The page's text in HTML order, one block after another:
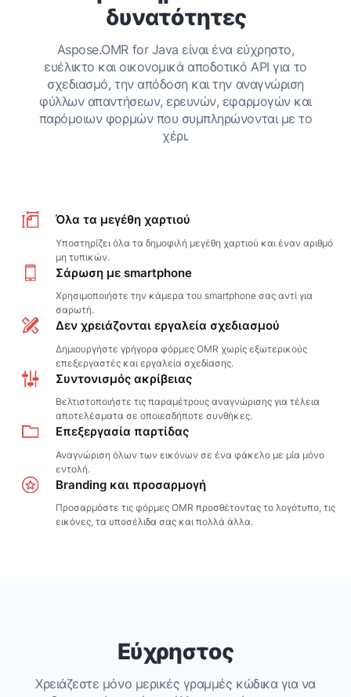
δυνατότητες
Aspose.OMR for Java είναι ένα εύχρηστο,
ευέλικτο και οικονομικά αποδοτικό API για το
σχεδιασμό, την απόδοση και την αναγνώριση
φύλλων απαντήσεων, ερευνών, εφαρμογών και
παρόμοιων φορμών που συμπληρώνονται με το
χέρι.
Όλα τα μεγέθη χαρτιού
Υποστηρίζει όλα τα δημοφιλή μεγέθη χαρτιού και έναν αριθμό
μη τυπικών.
Σάρωση με smartphone
Χρησιμοποιήστε την κάμερα του smartphone σας αντί για
σαρωτή.
Δεν χρειάζονται εργαλεία σχεδιασμού
Δημιουργήστε γρήγορα φόρμες OMR χωρίς εξωτερικούς
επεξεργαστές και εργαλεία σχεδίασης.
Συντονισμός ακρίβειας
Βελτιστοποιήστε τις παραμέτρους αναγνώρισης για τέλεια
αποτελέσματα σε οποιεσδήποτε συνθήκες.
Επεξεργασία παρτίδας
Αναγνώριση όλων των εικόνων σε ένα φάκελο με μία μόνο
εντολή.
Branding και προσαρμογή
Προσαρμόστε τις φόρμες OMR προσθέτοντας το λογότυπο, τις
εικόνες, τα υποσέλιδα σας και πολλά άλλα.
Εύχρηστος
Χρειάζεστε μόνο μερικές γραμμές κώδικα για να